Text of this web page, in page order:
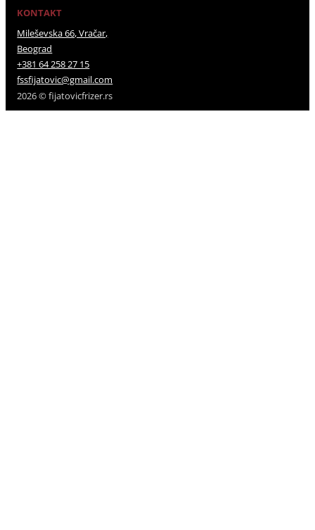
KONTAKT
Mileševska 66, Vračar,
Beograd
+381 64 258 27 15
fssfijatovic@gmail.com
2026 © fijatovicfrizer.rs